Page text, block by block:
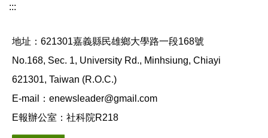
:::
地址：621301嘉義縣民雄鄉大學路一段168號
No.168, Sec. 1, University Rd., Minhsiung, Chiayi
621301, Taiwan (R.O.C.)
E-mail：enewsleader@gmail.com
E報辦公室：社科院R218